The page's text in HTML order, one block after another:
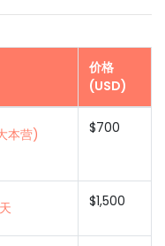
价格
(USD)
本营)
$700
$1,500